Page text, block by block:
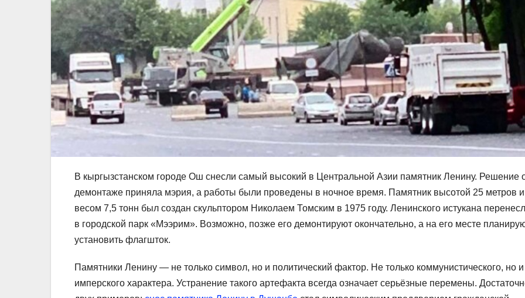
В кыргызстанском городе Ош снесли самый высокий в Центральной Азии памятник Ленину. Решение
демонтаже приняла мэрия, а работы были проведены в ночное время. Памятник высотой 25 метров и
весом 7,5 тонн был создан скульптором Николаем Томским в 1975 году. Ленинского истукана
в городской парк «Мээрим». Возможно, позже его демонтируют окончательно, а на его месте
установить флагшток.
Памятники Ленину — не только символ, но и политический фактор. Не только коммунистического, но и
имперского характера. Устранение такого артефакта всегда означает серьёзные перемены.